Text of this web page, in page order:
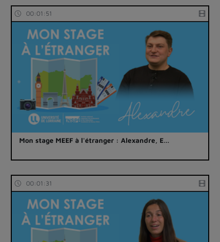
00:01:51
Mon stage MEEF à l'étranger : Alexandre, E…
00:01:31